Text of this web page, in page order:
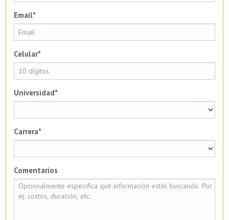
Email*
Celular*
Universidad*
Carrera*
Comentarios